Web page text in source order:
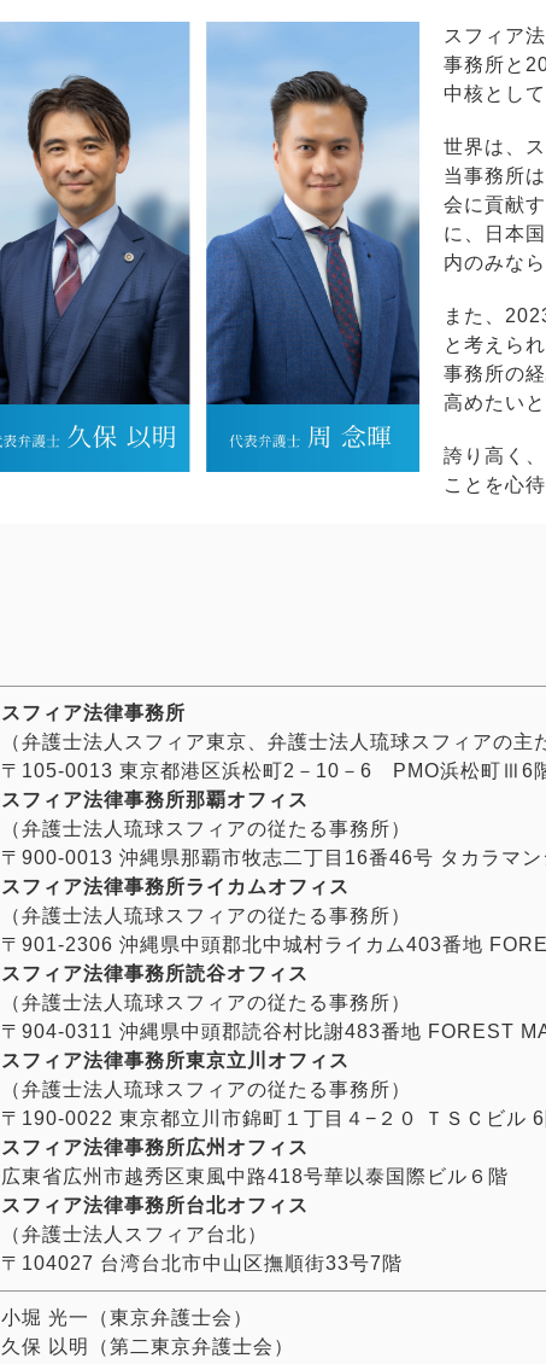
スフィア
事務所と
中核とし
世界は、
当事務所
会に貢献
に、日本
内のみな
また、
と考えら
事務所の
高めたい
誇り高く
ことを心
スフィア法律事務所
（弁護士法人スフィア東京、弁護士法人琉球スフィアの主
〒105-0013 東京都港区浜松町2－10－6 PMO浜松町Ⅲ6
スフィア法律事務所那覇オフィス
（弁護士法人琉球スフィアの従たる事務所）
〒900-0013 沖縄県那覇市牧志二丁目16番46号 タカラマ
スフィア法律事務所ライカムオフィス
（弁護士法人琉球スフィアの従たる事務所）
〒901-2306 沖縄県中頭郡北中城村ライカム403番地
スフィア法律事務所読谷オフィス
（弁護士法人琉球スフィアの従たる事務所）
〒904-0311 沖縄県中頭郡読谷村比謝483番地 FOREST
スフィア法律事務所東京立川オフィス
（弁護士法人琉球スフィアの従たる事務所）
〒190-0022 東京都立川市錦町１丁目４−２０ ＴＳＣビル
スフィア法律事務所広州オフィス
広東省広州市越秀区東風中路418号華以泰国際ビル６階
スフィア法律事務所台北オフィス
（弁護士法人スフィア台北）
〒104027 台湾台北市中山区撫順街33号7階
小堀 光一（東京弁護士会）
久保 以明（第二東京弁護士会）